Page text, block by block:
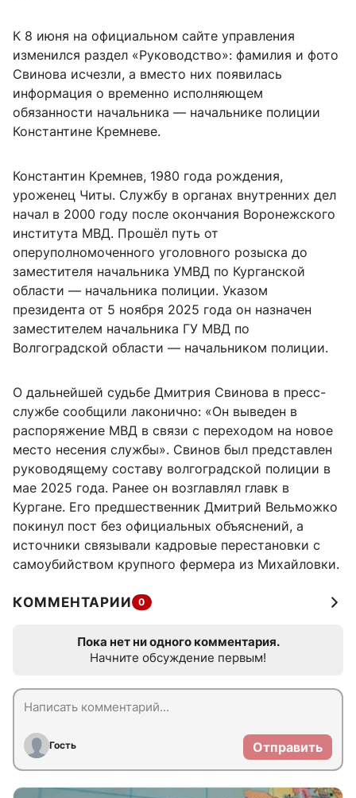
К 8 июня на официальном сайте управления
изменился раздел «Руководство»: фамилия и фото
Свинова исчезли, а вместо них появилась
информация о временно исполняющем
обязанности начальника — начальнике полиции
Константине Кремневе.
Константин Кремнев, 1980 года рождения,
уроженец Читы. Службу в органах внутренних дел
начал в 2000 году после окончания Воронежского
института МВД. Прошёл путь от
оперуполномоченного уголовного розыска до
заместителя начальника УМВД по Курганской
области — начальника полиции. Указом
президента от 5 ноября 2025 года он назначен
заместителем начальника ГУ МВД по
Волгоградской области — начальником полиции.
О дальнейшей судьбе Дмитрия Свинова в пресс-
службе сообщили лаконично: «Он выведен в
распоряжение МВД в связи с переходом на новое
место несения службы». Свинов был представлен
руководящему составу волгоградской полиции в
мае 2025 года. Ранее он возглавлял главк в
Кургане. Его предшественник Дмитрий Вельможко
покинул пост без официальных объяснений, а
источники связывали кадровые перестановки с
самоубийством крупного фермера из Михайловки.
КОММЕНТАРИИ 0
Пока нет ни одного комментария.
Начните обсуждение первым!
Гость Отправить